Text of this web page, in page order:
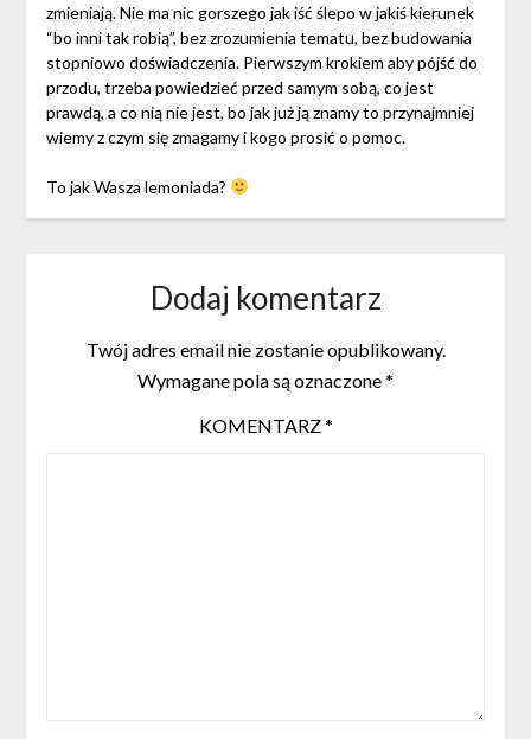
zmieniają. Nie ma nic gorszego jak iść ślepo w jakiś kierunek
“bo inni tak robią”, bez zrozumienia tematu, bez budowania
stopniowo doświadczenia. Pierwszym krokiem aby pójść do
przodu, trzeba powiedzieć przed samym sobą, co jest
prawdą, a co nią nie jest, bo jak już ją znamy to przynajmniej
wiemy z czym się zmagamy i kogo prosić o pomoc.
To jak Wasza lemoniada?
Dodaj komentarz
Twój adres email nie zostanie opublikowany.
Wymagane pola są oznaczone*
KOMENTARZ*